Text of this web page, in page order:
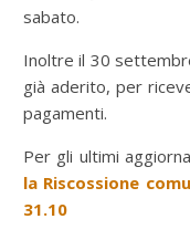
sabato.
Inoltre il 30
già aderito, per
pagamenti.
Per gli ultimi
la Riscossione
31.10